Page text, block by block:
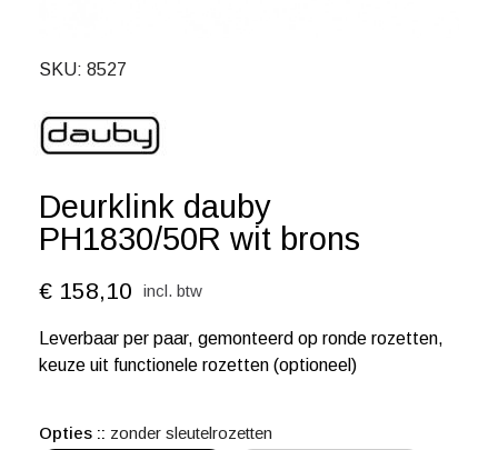
SKU 8527
Deurklink dauby
PH1830/50R wit brons
€ 158,10 incl. btw
Leverbaar per paar, gemonteerd op ronde rozetten,
keuze uit functionele rozetten (optioneel)
Opties : zonder sleutelrozetten